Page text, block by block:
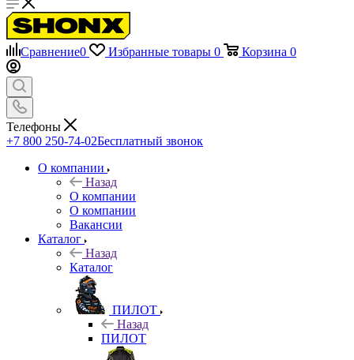
Сравнение0 Избранные товары 0 Корзина 0
Телефоны
+7 800 250-74-02Бесплатный звонок
О компании
Назад
О компании
О компании
Вакансии
Каталог
Назад
Каталог
ПИЛОТ
Назад
ПИЛОТ